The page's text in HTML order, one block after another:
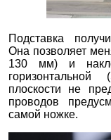
Подставка
Она позволяет
130 мм) и
плоскости не
проводов
самой ножке.